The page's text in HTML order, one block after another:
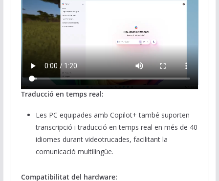
Traducció en temps real:
Les PC equipades amb Copilot+ també suporten
transcripció i traducció en temps real en més de 40
idiomes durant videotrucades, facilitant la
comunicació multilingüe.
Compatibilitat del hardware: